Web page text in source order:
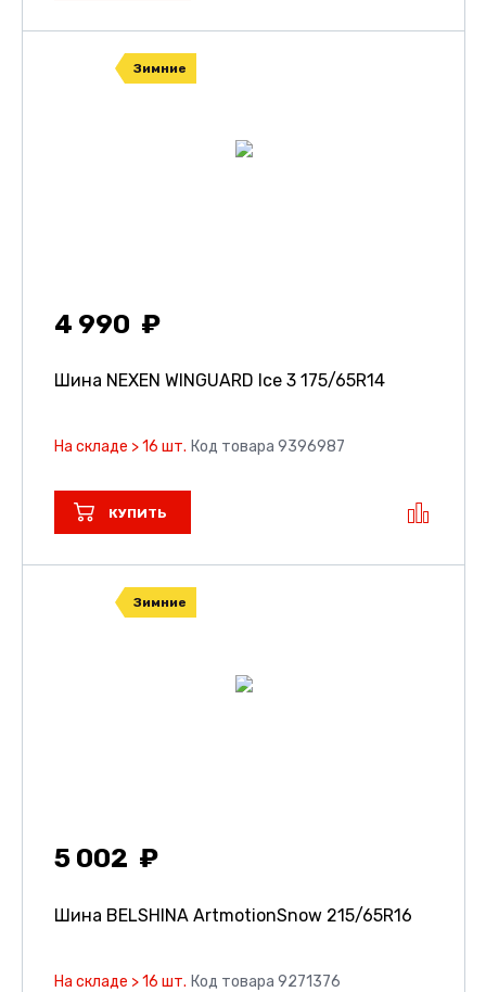
Зимние
4 990
Шина NEXEN WINGUARD Ice 3 175/65R14
На складе > 16 шт. Код товара 9396987
КУПИТЬ
Зимние
5 002
Шина BELSHINA ArtmotionSnow 215/65R16
На складе > 16 шт. Код товара 9271376